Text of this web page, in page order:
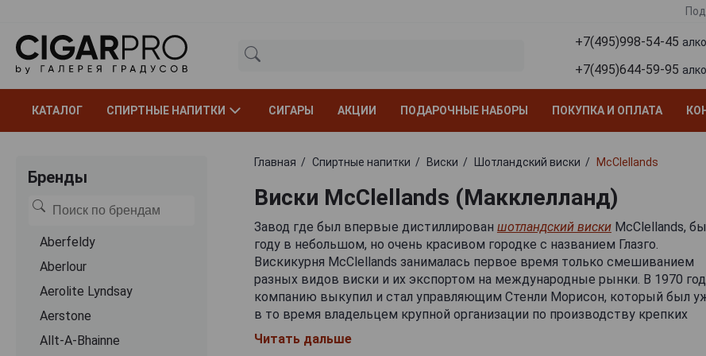
+7(495)998-54-45
+7(495)644-59-95
КАТАЛОГ СПИРТНЫЕ НАПИТКИ СИГАРЫ АКЦИИ ПОДАРОЧНЫЕ НАБОРЫ ПОКУПКА И ОПЛАТА
Бренды
Aberfeldy
Aberlour
Aerolite Lyndsay
Aerstone
Allt-A-Bhainne
Главная Спиртные напитки Виски Шотландский виски McClellands
Виски McClellands (Макклелланд)
Завод где был впервые дистиллирован шотландский вискиMcClellands,
году в небольшом, но очень красивом городке с названием Глазго.
Вискикурня McClellands занималась первое время только смешиванием
разных видов виски и их экспортом на международные рынки. В 1970
компанию выкупил и стал управляющим Стенли Морисон, который был
в то время владельцем крупной организации по производству крепких
алкогольных напитков — Morrison Bowmore Distillers. Он был вторым
владельцем завода и до сих пор тянет бразды правления на вискикурне
Читать дальше